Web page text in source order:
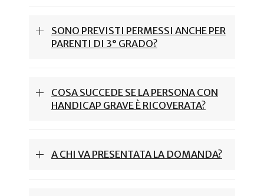
SONO PREVISTI PERMESSI ANCHE PER
PARENTI DI 3° GRADO?
COSA SUCCEDE SE LA PERSONA CON
HANDICAP GRAVE È RICOVERATA?
A CHI VA PRESENTATA LA DOMANDA?